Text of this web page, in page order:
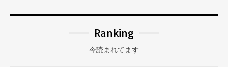
Ranking
今読まれてます